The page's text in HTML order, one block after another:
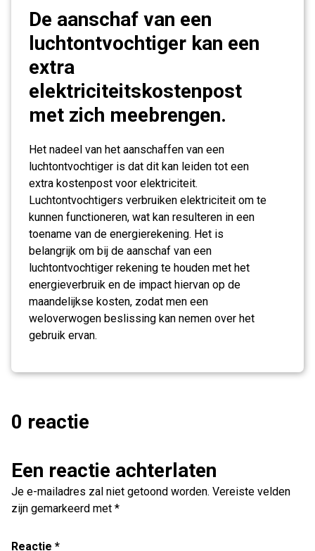
De aanschaf van een
luchtontvochtiger kan een
extra
elektriciteitskostenpost
met zich meebrengen.
Het nadeel van het aanschaffen van een
luchtontvochtiger is dat dit kan leiden tot een
extra kostenpost voor elektriciteit.
Luchtontvochtigers verbruiken elektriciteit om te
kunnen functioneren, wat kan resulteren in een
toename van de energierekening. Het is
belangrijk om bij de aanschaf van een
luchtontvochtiger rekening te houden met het
energieverbruik en de impact hiervan op de
maandelijkse kosten, zodat men een
weloverwogen beslissing kan nemen over het
gebruik ervan.
0 reactie
Een reactie achterlaten
Je e-mailadres zal niet getoond worden. Vereiste velden
zijn gemarkeerd met *
Reactie *